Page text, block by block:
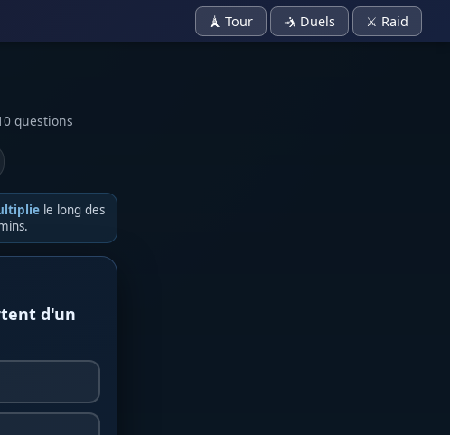
🗼 Tour 🤺 Duels ⚔️ Raid
questions
le long des
d'un